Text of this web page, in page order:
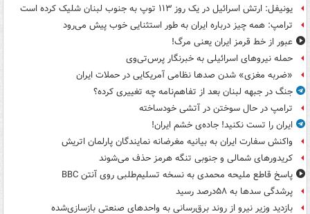
یونیفل: ارتش اسرائیل در یک روز ۱۱۳ توپ به جنوب لبنان شلیک کرده است
ترامپ: همه چیز درباره ایران به طور استثنایی خوب پیش می‌رود
عبور از خط قرمز ایران یعنی مرگ!
حمله نیروهای اسرائیلی به خبرنگار پرس‌تی‌وی
«ضربه مغزی» شدن صدها نظامی آمریکایی در حملات ایران
جنگ در جبهه لبنان بعد از تفاهم‌نامه چه تغییری کرده؟
ترامپ در حال سوختن در آتشی خودساخته
ایران را تست نکنید! جاده‌ی خشم ایران!
واکنش سفارت ایران به بیانیه مغرضانه نمایندگان پارلمان اتریش
کریدورهای شمالی و جنوبی تنگه هرمز حذف می‌شوند
پاسخ قاطع ملیحه محمدی به نسخه تسلیم‌طلبی روی آنتن BBC
پرشدگی سدها به ۵۸درصد رسید
بازدید وزیر نیرو از روند برق‌رسانی به واحدهای صنعتی بازسازی‌شده